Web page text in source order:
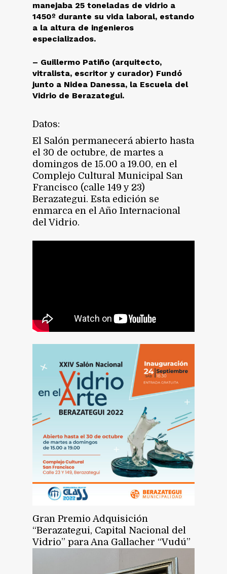
manejaba 25 toneladas de vidrio a
1450º durante su vida laboral, estando
a la altura de ingenieros
especializados.
– Guillermo Patiño (arquitecto,
vitralista, escritor y curador) Fundó
junto a Nidea Danessa, la Escuela del
Vidrio de Berazategui.
Datos:
El Salón permanecerá abierto hasta
el 30 de octubre, de martes a
domingos de 15.00 a 19.00, en el
Complejo Cultural Municipal San
Francisco (calle 149 y 23)
Berazategui. Esta edición se
enmarca en el Año Internacional
del Vidrio.
Gran Premio Adquisición
“Berazategui, Capital Nacional del
Vidrio” para Ana Gallacher “Vudú”